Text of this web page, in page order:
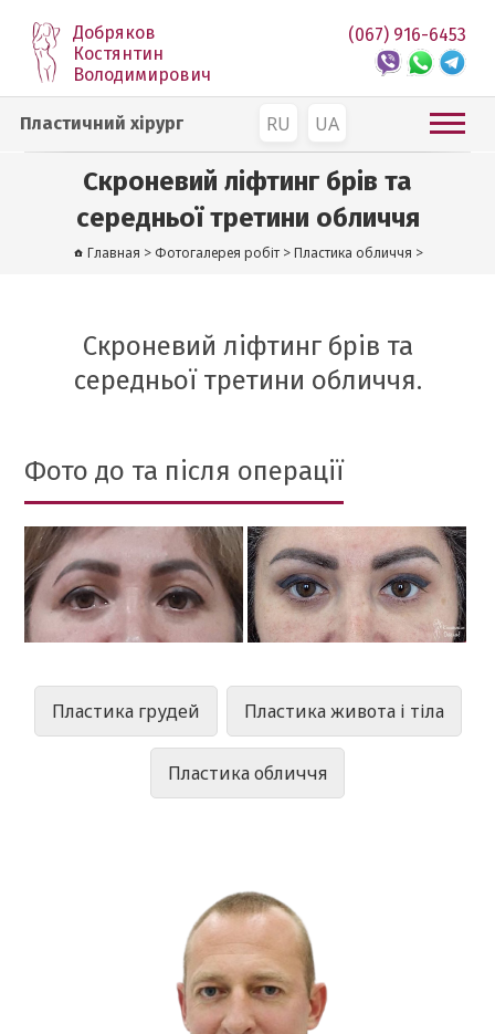
Добряков
Костянтин
Володимирович
RU UA
(067) 916-6453
Пластичний хірург
Скроневий ліфтинг брів та
середньої третини обличчя
Главная > Фотогалерея робіт >Пластика обличчя >
Скроневий ліфтинг брів та
середньої третини обличчя.
Фото до та після операції
Пластика грудей Пластика живота і тіла
Пластика обличчя